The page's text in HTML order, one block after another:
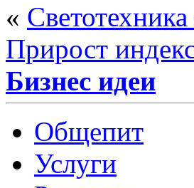
«
Прирост
Бизнес идеи
Общепит
Услуги